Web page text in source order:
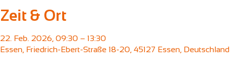
Zeit & Ort
22. Feb. 2026, 09:30 – 13:30
Essen, Friedrich-Ebert-Straße 18-20, 45127 Essen, Deutschland